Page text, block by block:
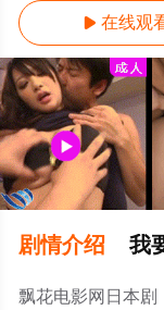
 在线观
剧情介绍 我
飘花电影网日本剧